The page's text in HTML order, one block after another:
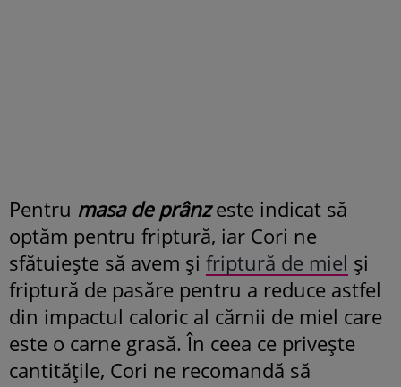
Pentru masa de prânzeste indicat să
optăm pentru friptură, iar Cori ne
sfătuiește să avem și friptură de miel și
friptură de pasăre pentru a reduce astfel
din impactul caloric al cărnii de miel care
este o carne grasă. În ceea ce privește
cantitățile, Cori ne recomandă să